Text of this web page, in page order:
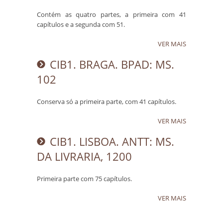
Contém as quatro partes, a primeira com 41
capítulos e a segunda com 51.
VER MAIS
CIB1. BRAGA. BPAD: MS.
102
Conserva só a primeira parte, com 41 capítulos.
VER MAIS
CIB1. LISBOA. ANTT: MS.
DA LIVRARIA, 1200
Primeira parte com 75 capítulos.
VER MAIS